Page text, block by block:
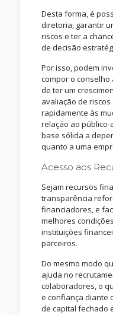
Desta forma, é
diretoria, garantir
riscos e ter a
de decisão
Por isso, podem
compor o
de ter um
avaliação de
rapidamente às
relação ao público-
base sólida a
quanto a uma
Acesso aos
Sejam recursos
transparência
financiadores, e
melhores
instituições
parceiros.
Do mesmo modo
ajuda no
colaboradores, o
e confiança diante
de capital fechado